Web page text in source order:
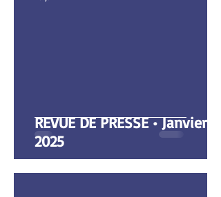
REVUE DE PRESSE • Janvier
2025